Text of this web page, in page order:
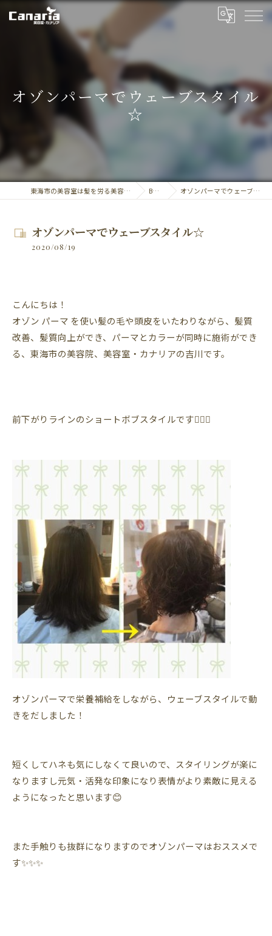
オゾンパーマでウェーブスタイル
☆
東海市の美容室は髪を労る美容室・カナリア BLOG オゾンパーマでウェーブスタイル☆
オゾンパーマでウェーブスタイル☆
2020/08/19
こんにちは！
オゾン パーマ を使い髪の毛や頭皮をいたわりながら、髪質
改善、髪質向上ができ、パーマとカラーが同時に施術ができ
る、東海市の美容院、美容室・カナリアの吉川です。
前下がりラインのショートボブスタイルです💇🏼‍♀️
オゾンパーマで栄養補給をしながら、ウェーブスタイルで動
きをだしました！
短くしてハネも気にしなくて良いので、スタイリングが楽に
なりますし元気・活発な印象になり表情がより素敵に見える
ようになったと思います😊
また手触りも抜群になりますのでオゾンパーマはおススメで
す✨✨✨